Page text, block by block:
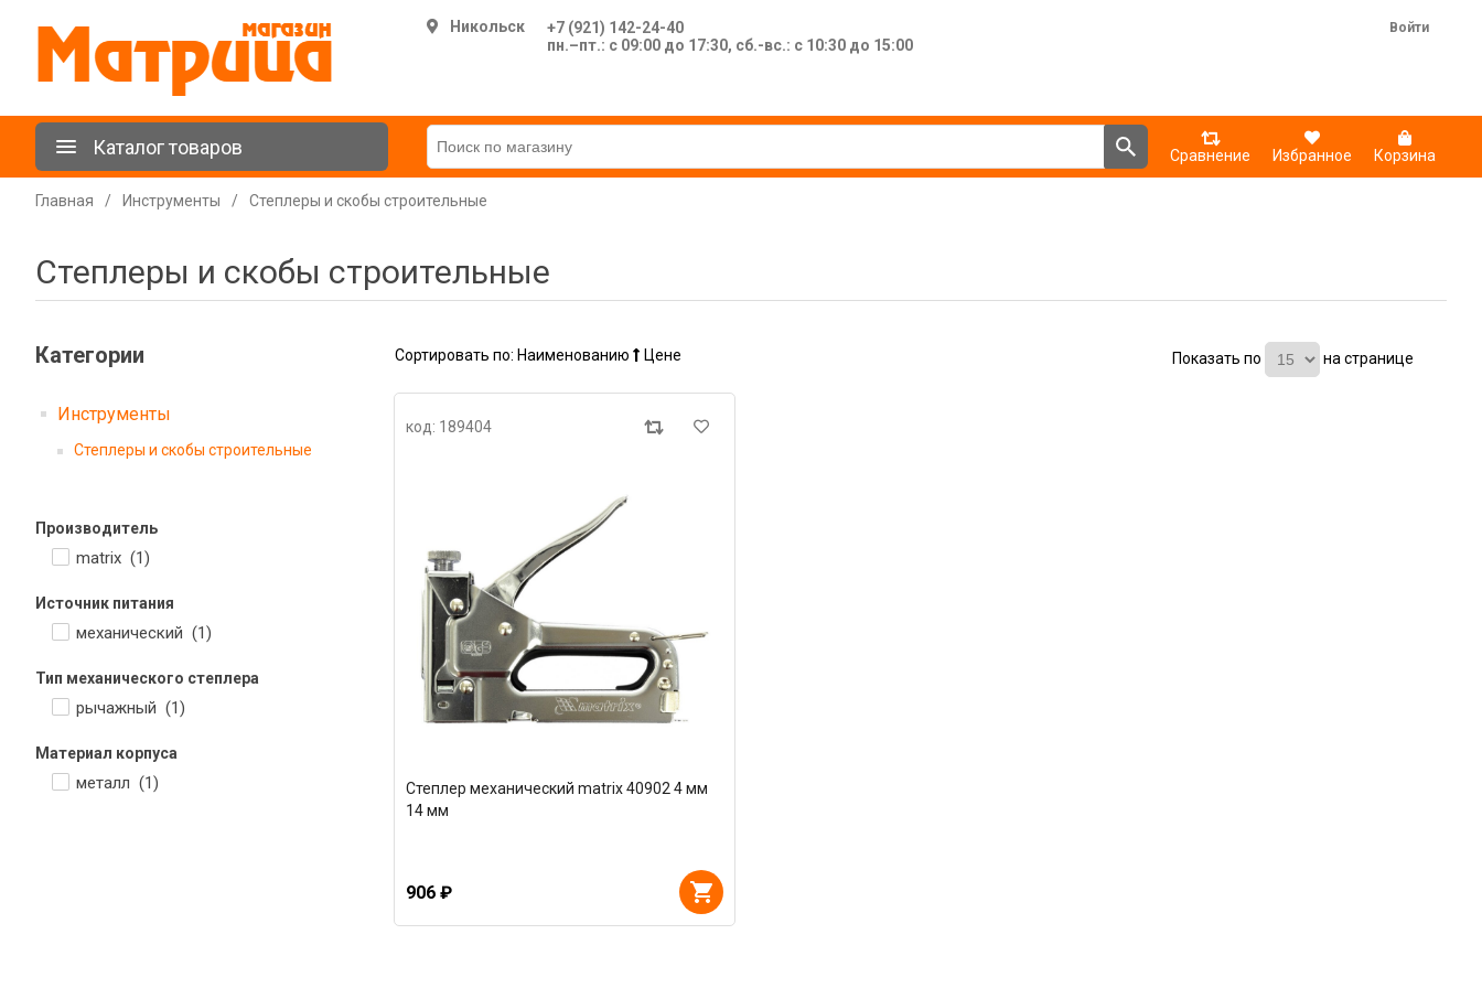
Никольск
+7 (921) 142-24-40
пн.–пт.: с 09:00 до 17:30, сб.-вс.: с 10:30 до 15:00
Войти
Каталог товаров Сравнение Избранное Корзина
Главная / Инструменты / Степлеры и скобы строительные
Степлеры и скобы строительные
Категории
Инструменты
Степлеры и скобы строительные
Производитель
matrix (1)
Источник питания
механический (1)
Тип механического степлера
рычажный (1)
Материал корпуса
металл (1)
Сортировать по: Наименованию Цене Показать по на странице
код: 189404
Степлер механический matrix 40902 4 мм
14 мм
906 ₽